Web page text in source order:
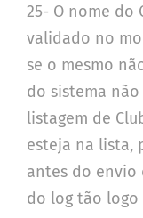
25- O nome do
validado no
se o mesmo
do sistema
listagem de
esteja na lista,
antes do envio
do log tão logo